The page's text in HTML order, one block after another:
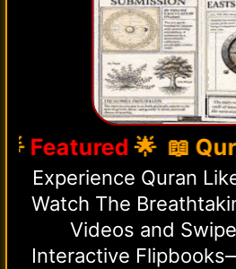
🌟 📖
Experience Quran
Watch The
Videos and
Interactive